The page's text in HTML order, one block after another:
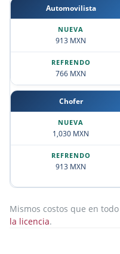
Automovilista
913 MXN
766 MXN
Chofer
1,030 MXN
913 MXN
Mismos costos que en
la licencia.